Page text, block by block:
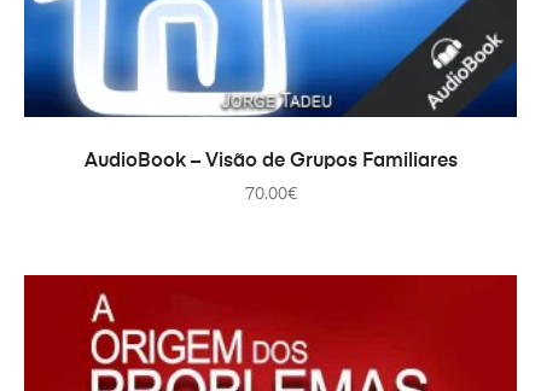
ADICIONAR
AudioBook – Visão de Grupos Familiares
70.00€